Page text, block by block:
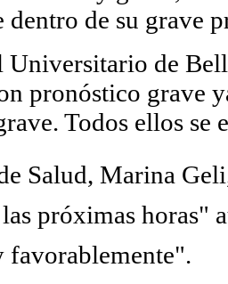
dentro de su grave
de
pronóstico grave
Todos ellos se
Salud, Marina
próximas horas"
favorablemente".